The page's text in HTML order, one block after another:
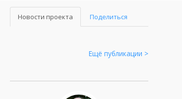
Новости проекта Поделиться
Ещё публикации >